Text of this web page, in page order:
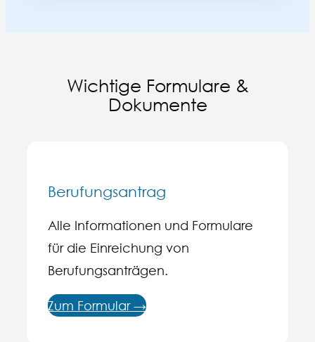
Wichtige Formulare &
Dokumente
Berufungsantrag
Alle Informationen und Formulare
für die Einreichung von
Berufungsanträgen.ㅤㅤㅤㅤㅤㅤㅤ
Zum Formular →